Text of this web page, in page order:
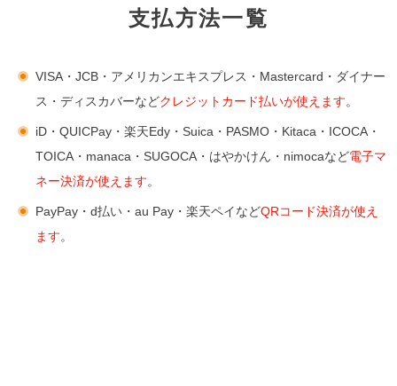
支払方法一覧
VISA・JCB・アメリカンエキスプレス・Mastercard・ダイナー
ス・ディスカバーなどクレジットカード払いが使えます。
iD・QUICPay・楽天Edy・Suica・PASMO・Kitaca・ICOCA・
TOICA・manaca・SUGOCA・はやかけん・nimocaなど電子マ
ネー決済が使えます。
PayPay・d払い・au Pay・楽天ペイなどQRコード決済が使え
ます。